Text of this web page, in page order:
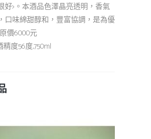
好>。本酒品色澤晶亮透明，香氣
口味綿甜醇和，豐富協調，是為優
價6000元
度56度,750ml